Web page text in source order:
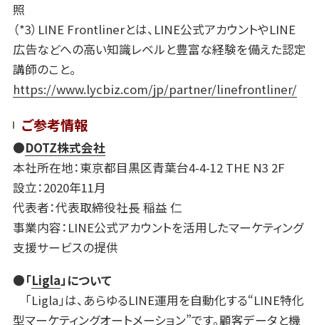
照
（*3）LINE Frontlinerとは、LINE公式アカウントやLINE
広告などへの高い知識レベルと豊富な経験を備えた認定
講師のこと。
https://www.lycbiz.com/jp/partner/linefrontliner/
ご参考情報
●DOTZ株式会社
本社所在地：東京都目黒区青葉台4-4-12 THE N3 2F
設立：2020年11月
代表者：代表取締役社長 稲益 仁
事業内容：LINE公式アカウントを活用したマーケティング
支援サービスの提供
●「Ligla」について
「Ligla」は、あらゆるLINE運用を自動化する“LINE特化
型マーケティングオートメーション”です。顧客データと機